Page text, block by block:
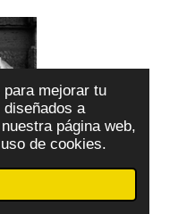
mejorar tu
a
página web,
de cookies.